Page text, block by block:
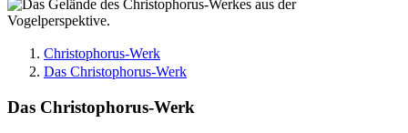
Christophorus-Werk
Das Christophorus-Werk
Das Christophorus-Werk